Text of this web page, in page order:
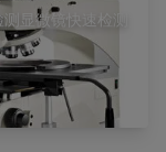
显微镜快速检测